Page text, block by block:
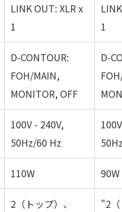
LINK OUT: XLR x
1
1
D-CONTOUR:
FOH/MAIN,
MONITOR, OFF
D-
100V - 240V,
50Hz/60 Hz
110W 90W
2（トップ）、 "2（